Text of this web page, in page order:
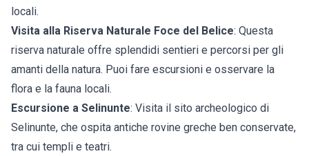
locali.
Visita alla Riserva Naturale Foce del Belice: Questa
riserva naturale offre splendidi sentieri e percorsi per gli
amanti della natura. Puoi fare escursioni e osservare la
flora e la fauna locali.
Escursione a Selinunte: Visita il sito archeologico di
Selinunte, che ospita antiche rovine greche ben conservate,
tra cui templi e teatri.